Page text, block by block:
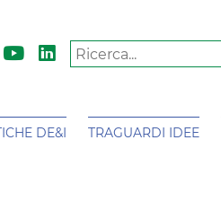
DE&I TRAGUARDI IDEE